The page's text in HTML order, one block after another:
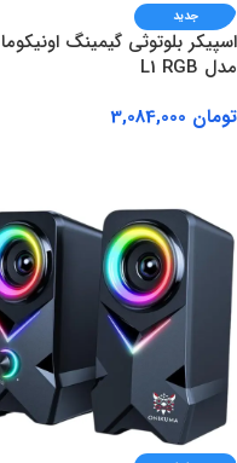
جدید
اسپیکر بلوتوثی گیمینگ اونیکوما
مدل L1 RGB
تومان